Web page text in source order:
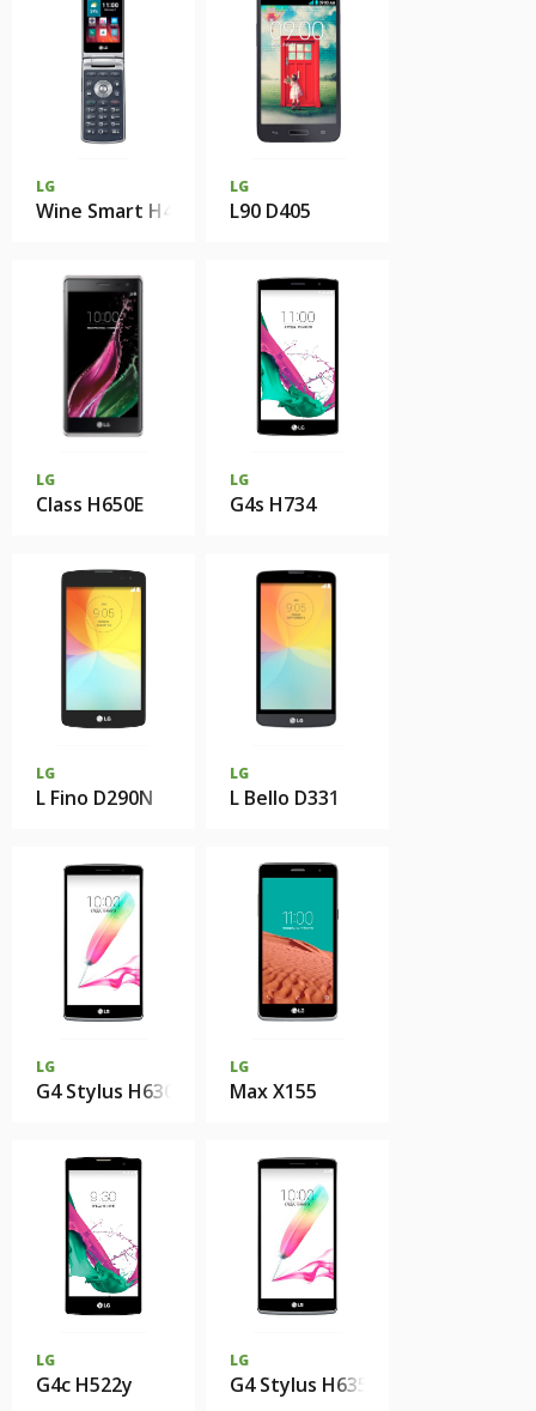
LG
Wine Smart H410
LG
L90 D405
LG
Class H650E
LG
G4s H734
LG
L Fino D290N
LG
L Bello D331
LG
G4 Stylus H630D
LG
Max X155
LG
G4c H522y
LG
G4 Stylus H635A